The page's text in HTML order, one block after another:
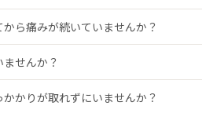
ら痛みが続いていませんか？
せんか？
かりが取れずにいませんか？